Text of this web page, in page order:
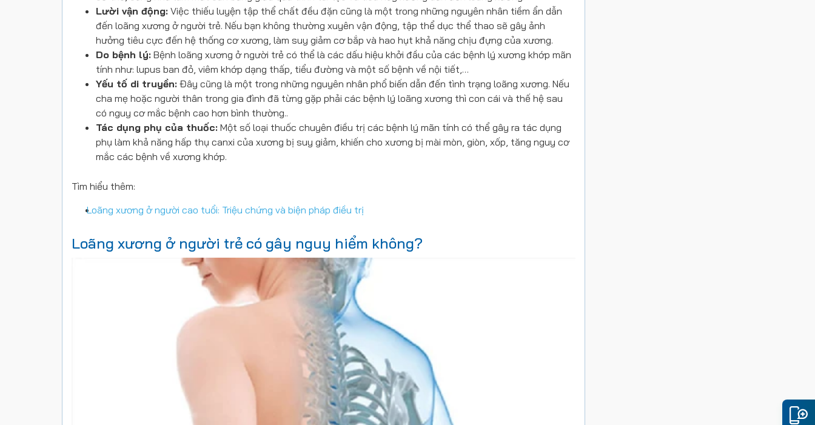
Lười vận động: Việc thiếu luyện tập thể chất đều đặn cũng là một trong những nguyên nhân tiềm ẩn dẫn
đến loãng xương ở người trẻ. Nếu bạn không thường xuyên vận động, tập thể dục thể thao sẽ gây ảnh
hưởng tiêu cực đến hệ thống cơ xương, làm suy giảm cơ bắp và hao hụt khả năng chịu đựng của xương.
Do bệnh lý: Bệnh loãng xương ở người trẻ có thể là các dấu hiệu khởi đầu của các bệnh lý xương khớp mãn
tính như: lupus ban đỏ, viêm khớp dạng thấp, tiểu đường và một số bệnh về nội tiết,…
Yếu tố di truyền: Đây cũng là một trong những nguyên nhân phổ biến dẫn đến tình trạng loãng xương. Nếu
cha mẹ hoặc người thân trong gia đình đã từng gặp phải các bệnh lý loãng xương thì con cái và thế hệ sau
có nguy cơ mắc bệnh cao hơn bình thường..
Tác dụng phụ của thuốc: Một số loại thuốc chuyên điều trị các bệnh lý mãn tính có thể gây ra tác dụng
phụ làm khả năng hấp thụ canxi của xương bị suy giảm, khiến cho xương bị mài mòn, giòn, xốp, tăng nguy cơ
mắc các bệnh về xương khớp.
Tìm hiểu thêm:
Loãng xương ở người cao tuổi: Triệu chứng và biện pháp điều trị
Loãng xương ở người trẻ có gây nguy hiểm không?